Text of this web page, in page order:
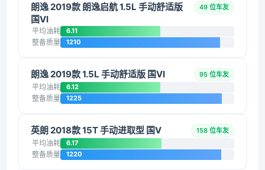
朗逸 2019款 朗逸启航 1.5L 手动舒适版
国VI
49 位车友
平均油耗 6.11
整备质量 1210
朗逸 2019款 1.5L 手动舒适版 国VI 95 位车友
平均油耗 6.12
整备质量 1225
英朗 2018款 15T 手动进取型 国V 158 位车友
平均油耗 6.17
整备质量 1220